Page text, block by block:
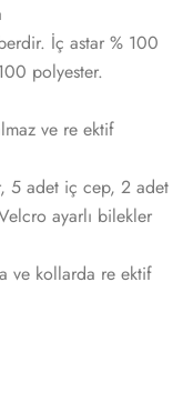
İç astar % 100
polyester.
ve re ektif
5 adet iç cep, 2 adet
ayarlı bilekler
ve kollarda re ektif